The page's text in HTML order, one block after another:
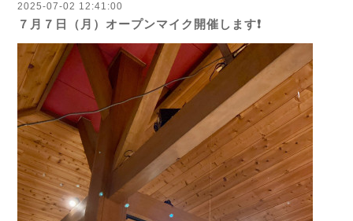
2025-07-02 12:41:00
７月７日（月）オープンマイク開催します❗️